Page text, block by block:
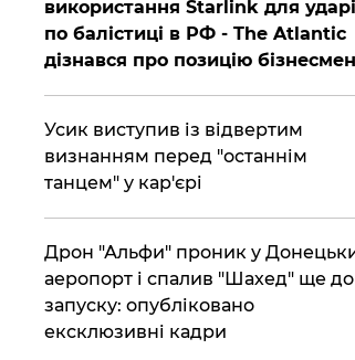
використання Starlink для
по балістиці в РФ - The Atlantic
дізнався про позицію
​Усик виступив із відвертим
визнанням перед "останнім
танцем" у кар'єрі
​Дрон "Альфи" проник у
аеропорт і спалив "Шахед" ще до
запуску: опубліковано
ексклюзивні кадри